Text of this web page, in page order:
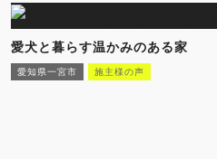
愛犬と暮らす温かみのある家
愛知県一宮市 施主様の声